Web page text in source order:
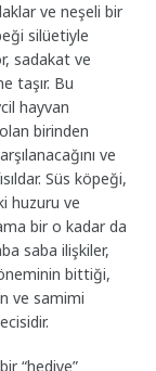
ve neşeli bir
silüetiyle
sadakat ve
taşır. Bu
hayvan
birinden
ve
Süs köpeği,
huzuru ve
bir o kadar da
saba ilişkiler,
bittiği,
ve samimi
“hediye”